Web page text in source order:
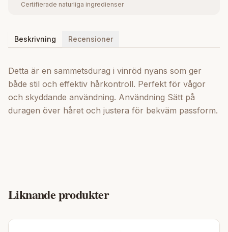
Certifierade naturliga ingredienser
Beskrivning Recensioner
Detta är en sammetsdurag i vinröd nyans som ger
både stil och effektiv hårkontroll. Perfekt för vågor
och skyddande användning. Användning Sätt på
duragen över håret och justera för bekväm passform.
Liknande produkter